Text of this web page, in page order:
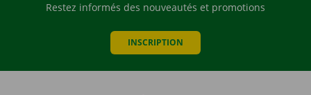
Restez informés des nouveautés et promotions
INSCRIPTION